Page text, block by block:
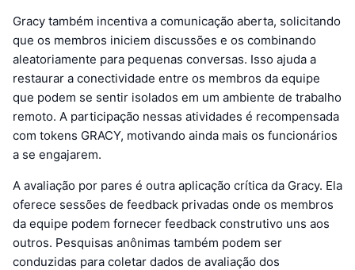
Gracy também incentiva a comunicação aberta, solicitando
que os membros iniciem discussões e os combinando
aleatoriamente para pequenas conversas. Isso ajuda a
restaurar a conectividade entre os membros da equipe
que podem se sentir isolados em um ambiente de trabalho
remoto. A participação nessas atividades é recompensada
com tokens GRACY, motivando ainda mais os funcionários
a se engajarem.
A avaliação por pares é outra aplicação crítica da Gracy. Ela
oferece sessões de feedback privadas onde os membros
da equipe podem fornecer feedback construtivo uns aos
outros. Pesquisas anônimas também podem ser
conduzidas para coletar dados de avaliação dos